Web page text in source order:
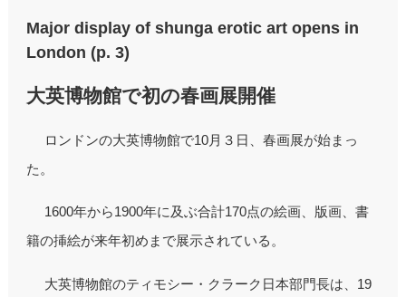
Major display of shunga erotic art opens in
London (p. 3)
大英博物館で初の春画展開催
ロンドンの大英博物館で10月３日、春画展が始まっ
た。
1600年から1900年に及ぶ合計170点の絵画、版画、書
籍の挿絵が来年初めまで展示されている。
大英博物館のティモシー・クラーク日本部門長は、19